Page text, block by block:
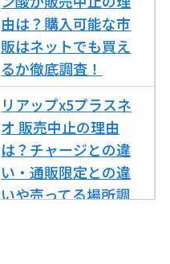
由は？購入可能な市
販はネットでも買え
るか徹底調査！
リアップx5プラスネ
オ 販売中止の理由
は？チャージとの違
い・通販限定との違
いや売ってる場所調